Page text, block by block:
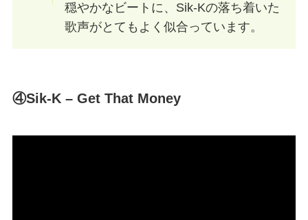
穏やかなビートに、Sik-Kの落ち着いた
歌声がとてもよく似合っています。
④Sik-K – Get That Money